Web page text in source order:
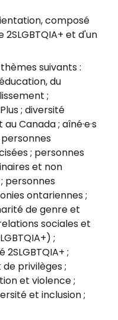
composé
et d'un
suivants :
du
;
; diversité
Canada ; aîné·e·s
personnes
; personnes
et non
personnes
ontariennes ;
de genre et
sociales et
;
;
privilèges ;
et violence ;
et inclusion ;